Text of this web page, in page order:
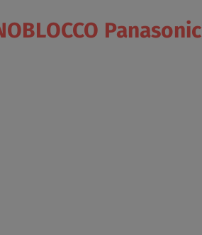
Panasonic